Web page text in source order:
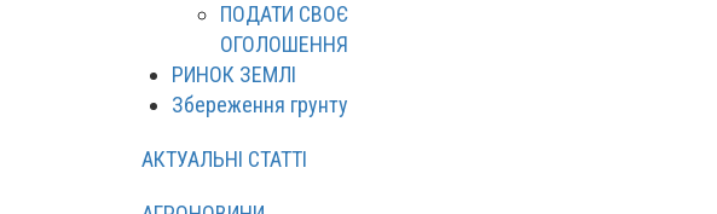
ПОДАТИ СВОЄ
ОГОЛОШЕННЯ
РИНОК ЗЕМЛІ
Збереження грунту
АКТУАЛЬНІ СТАТТІ